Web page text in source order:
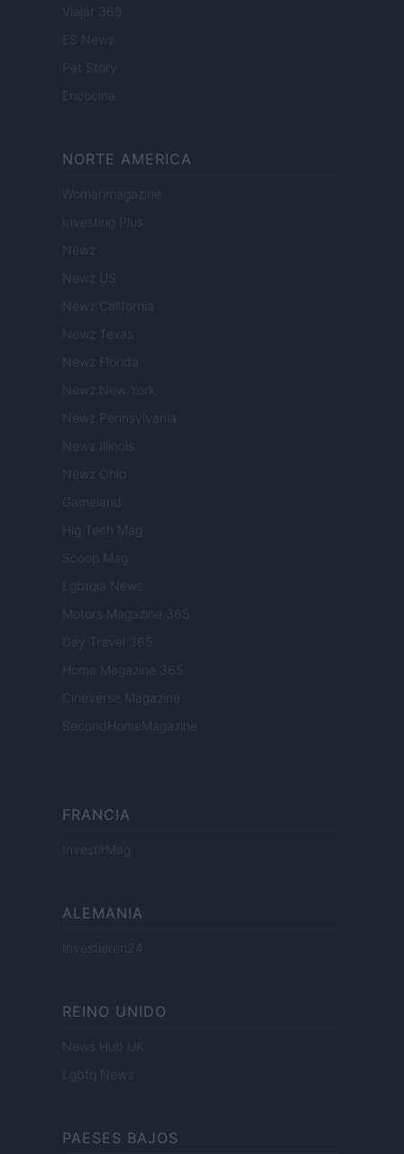
Viajar 365
ES Newz
Encocina
NORTE AMERICA
Womanmagazine
Investing Plus
Newz
Newz US
Newz California
Newz Texas
Newz Florida
Newz New York
Newz Pennsylvania
Newz Illinois
Newz Ohio
Gameland
Hig Tech Mag
Scoop Mag
Lgbtqia News
Motors Magazine 365
Day Travel 365
Home Magazine 365
Cineverse Magazine
SecondHomeMagazine
FRANCIA
InvestirMag
ALEMANIA
Investieren24
REINO UNIDO
News Hub UK
Lgbtq News
PAESES BAJOS